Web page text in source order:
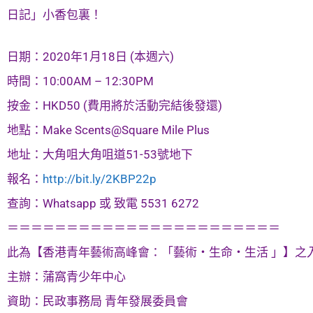
日記」小香包裏！
日期：2020年1月18日 (本週六)
時間：10:00AM – 12:30PM
按金：HKD50 (費用將於活動完結後發還)
地點：Make Scents@Square Mile Plus
地址：大角咀大角咀道51-53號地下
報名： http://bit.ly/2KBP22p
查詢：Whatsapp 或 致電 5531 6272
＝＝＝＝＝＝＝＝＝＝＝＝＝＝＝＝＝＝＝＝＝＝＝
此為【香港青年藝術高峰會：「藝術・生命・生活 」】之
主辦：蒲窩青少年中心
資助：民政事務局 青年發展委員會